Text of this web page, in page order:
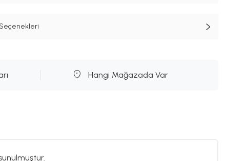
Hangi Mağazada Var